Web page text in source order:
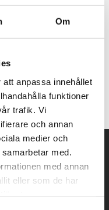
Om
anpassa innehållet
funktioner
trafik. Vi
och annan
medier och
med.
med annan
eller som de har